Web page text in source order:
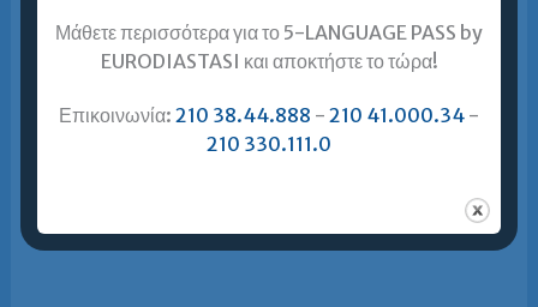
Μάθετε περισσότερα για το 5-LANGUAGE PASS by
EURODIASTASI και αποκτήστε το τώρα!
Επικοινωνία: 210 38.44.888 - 210 41.000.34 -
210 330.111.0